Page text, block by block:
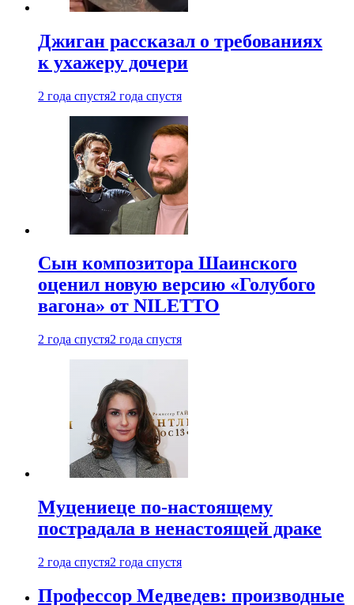
Джиган рассказал о требованиях
к ухажеру дочери
2 года спустя2 года спустя
Сын композитора Шаинского
оценил новую версию «Голубого
вагона» от NILETTO
2 года спустя2 года спустя
Муцениеце по-настоящему
пострадала в ненастоящей драке
2 года спустя2 года спустя
Профессор Медведев: производные